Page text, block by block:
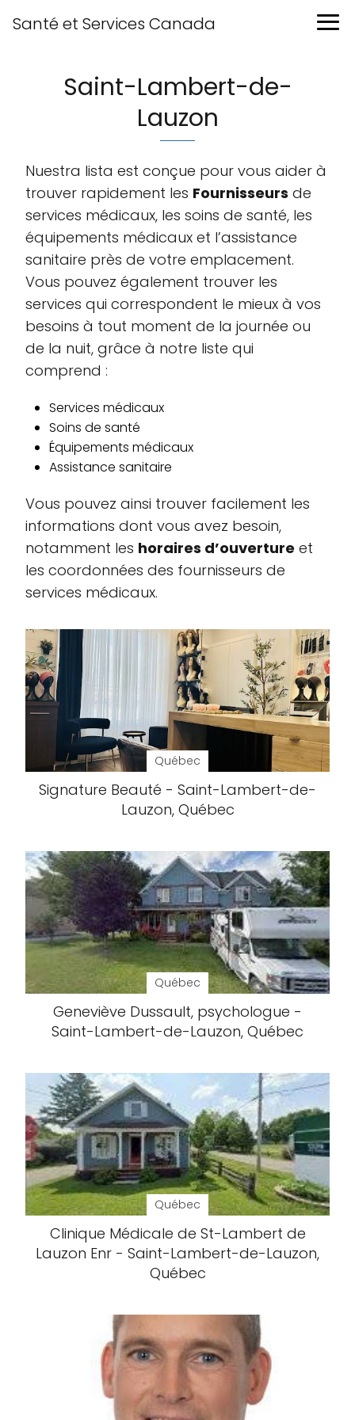
Santé et Services Canada
Saint-Lambert-de-
Lauzon
Nuestra lista est conçue pour vous aider à
trouver rapidement les Fournisseurs de
services médicaux, les soins de santé, les
équipements médicaux et l’assistance
sanitaire près de votre emplacement.
Vous pouvez également trouver les
services qui correspondent le mieux à vos
besoins à tout moment de la journée ou
de la nuit, grâce à notre liste qui
comprend :
Services médicaux
Soins de santé
Équipements médicaux
Assistance sanitaire
Vous pouvez ainsi trouver facilement les
informations dont vous avez besoin,
notamment les horaires d’ouverture et
les coordonnées des fournisseurs de
services médicaux.
Québec
Signature Beauté - Saint-Lambert-de-
Lauzon, Québec
Québec
Geneviève Dussault, psychologue -
Saint-Lambert-de-Lauzon, Québec
Québec
Clinique Médicale de St-Lambert de
Lauzon Enr - Saint-Lambert-de-Lauzon,
Québec